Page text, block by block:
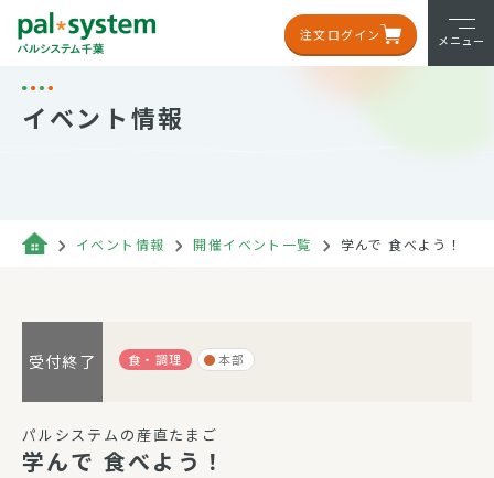
注文ログイン メニュー
イベント情報
イベント情報 開催イベント一覧 学んで 食べよう！
受付終了 食・調理 本部
パルシステムの産直たまご
学んで 食べよう！